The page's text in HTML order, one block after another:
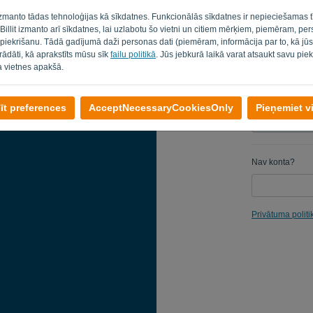
tādas tehnoloģijas kā sīkdatnes. Funkcionālās sīkdatnes ir nepieciešamas
izmanto arī sīkdatnes, lai uzlabotu šo vietni un citiem mērķiem, piemēram,
Tādā gadījumā daži personas dati (piemēram, informācija par to, kā
kā aprakstīts mūsu sīk failu politikā . Jūs jebkurā laikā varat atsaukt savu
apakšā.
preferences AcceptNecessaryCookiesOnly Pieņemiet
Atgādināt
Nav konta?
Privātuma